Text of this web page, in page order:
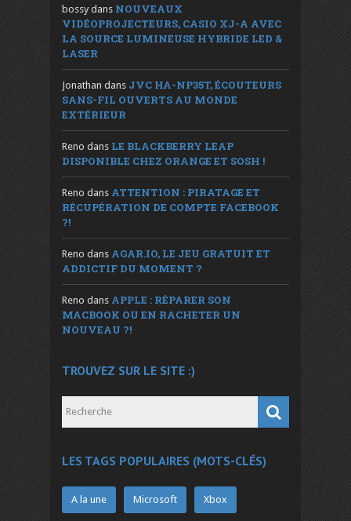
bossy dans NOUVEAUX
VIDÉOPROJECTEURS, CASIO XJ-A AVEC
LA SOURCE LUMINEUSE HYBRIDE LED &
LASER
Jonathan dans JVC HA-NP35T, ÉCOUTEURS
SANS-FIL OUVERTS AU MONDE
EXTÉRIEUR
Reno dans LE BLACKBERRY LEAP
DISPONIBLE CHEZ ORANGE ET SOSH !
Reno dans ATTENTION : PIRATAGE ET
RÉCUPÉRATION DE COMPTE FACEBOOK
?!
Reno dans AGAR.IO, LE JEU GRATUIT ET
ADDICTIF DU MOMENT ?
Reno dans APPLE : RÉPARER SON
MACBOOK OU EN RACHETER UN
NOUVEAU ?!
TROUVEZ SUR LE SITE :)
LES TAGS POPULAIRES (MOTS-CLÉS)
A la une Microsoft Xbox